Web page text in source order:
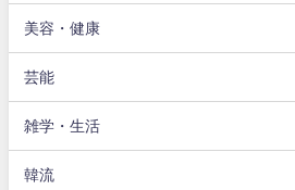
美容・健康
芸能
雑学・生活
韓流